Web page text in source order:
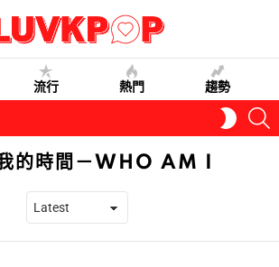
流行 熱門 趨勢
SKIN
的時間－WHO AM I